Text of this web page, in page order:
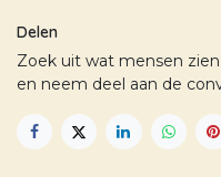
Delen
Zoek uit wat mensen
en neem deel aan de